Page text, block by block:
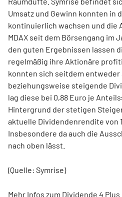
Umsatz und Gewinn konnten in
kontinuierlich wachsen und die
MDAX seit dem Börsengang im
den guten Ergebnissen lassen
regelmäßig ihre Aktionäre
konnten sich seitdem
beziehungsweise steigende
lag diese bei 0,88 Euro je
Hintergrund der stetigen
aktuelle Dividendenrendite von
Insbesondere da auch die
nach oben lässt.
(Quelle: Symrise)
Mehr Infos zum Dividende 4